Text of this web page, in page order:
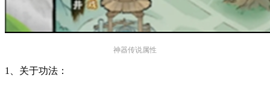
神器传说属性
1、关于功法：